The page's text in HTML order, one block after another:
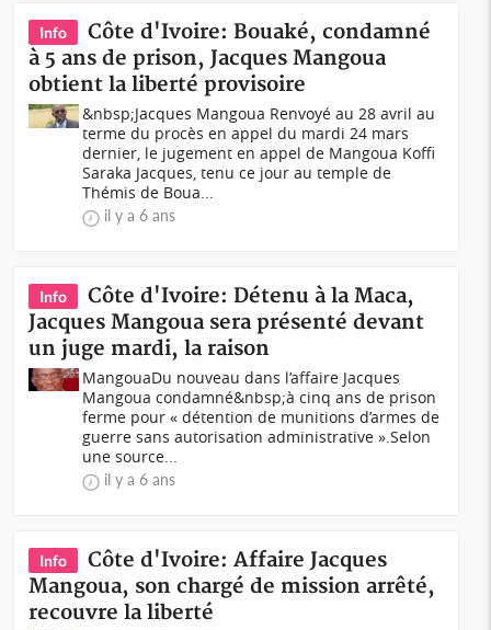
Info
Côte d'Ivoire: Bouaké, condamné
à 5 ans de prison, Jacques Mangoua
obtient la liberté provisoire
&nbsp;Jacques Mangoua Renvoyé au 28 avril au
terme du procès en appel du mardi 24 mars
dernier, le jugement en appel de Mangoua Koffi
Saraka Jacques, tenu ce jour au temple de
Thémis de Boua...
il y a 6 ans
Info
Côte d'Ivoire: Détenu à la Maca,
Jacques Mangoua sera présenté devant
un juge mardi, la raison
MangouaDu nouveau dans l’affaire Jacques
Mangoua condamné&nbsp;à cinq ans de prison
ferme pour « détention de munitions d’armes de
guerre sans autorisation administrative ».Selon
une source...
il y a 6 ans
Info
Côte d'Ivoire: Affaire Jacques
Mangoua, son chargé de mission arrêté,
recouvre la liberté